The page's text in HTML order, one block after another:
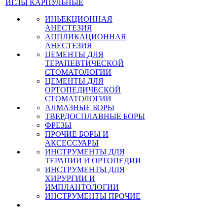
ИГЛЫ КАРПУЛЬНЫЕ
ИНЬЕКЦИОННАЯ
АНЕСТЕЗИЯ
АППЛИКАЦИОННАЯ
АНЕСТЕЗИЯ
ЦЕМЕНТЫ ДЛЯ
ТЕРАПЕВТИЧЕСКОЙ
СТОМАТОЛОГИИ
ЦЕМЕНТЫ ДЛЯ
ОРТОПЕДИЧЕСКОЙ
СТОМАТОЛОГИИ
АЛМАЗНЫЕ БОРЫ
ТВЕРДОСПЛАВНЫЕ БОРЫ
ФРЕЗЫ
ПРОЧИЕ БОРЫ И
АКСЕССУАРЫ
ИНСТРУМЕНТЫ ДЛЯ
ТЕРАПИИ И ОРТОПЕДИИ
ИНСТРУМЕНТЫ ДЛЯ
ХИРУРГИИ И
ИМПЛАНТОЛОГИИ
ИНСТРУМЕНТЫ ПРОЧИЕ